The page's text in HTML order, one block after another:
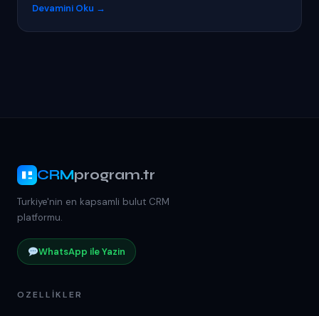
Devamini Oku →
CRMprogram.tr
Turkiye'nin en kapsamli bulut CRM
platformu.
WhatsApp ile Yazin
OZELLIKLER